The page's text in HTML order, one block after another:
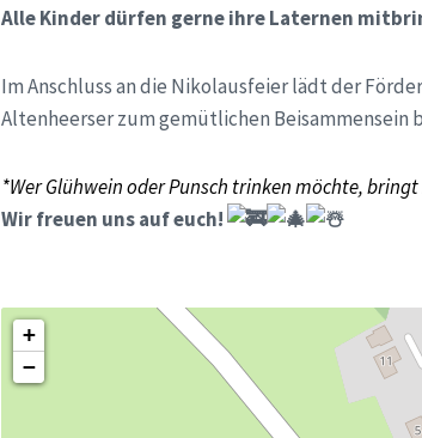
Alle Kinder dürfen gerne ihre Laternen
Im Anschluss an die Nikolausfeier lädt der
Altenheerser zum gemütlichen Beisammensein
*Wer Glühwein oder Punsch trinken möchte,
Wir freuen uns auf euch!
+
−